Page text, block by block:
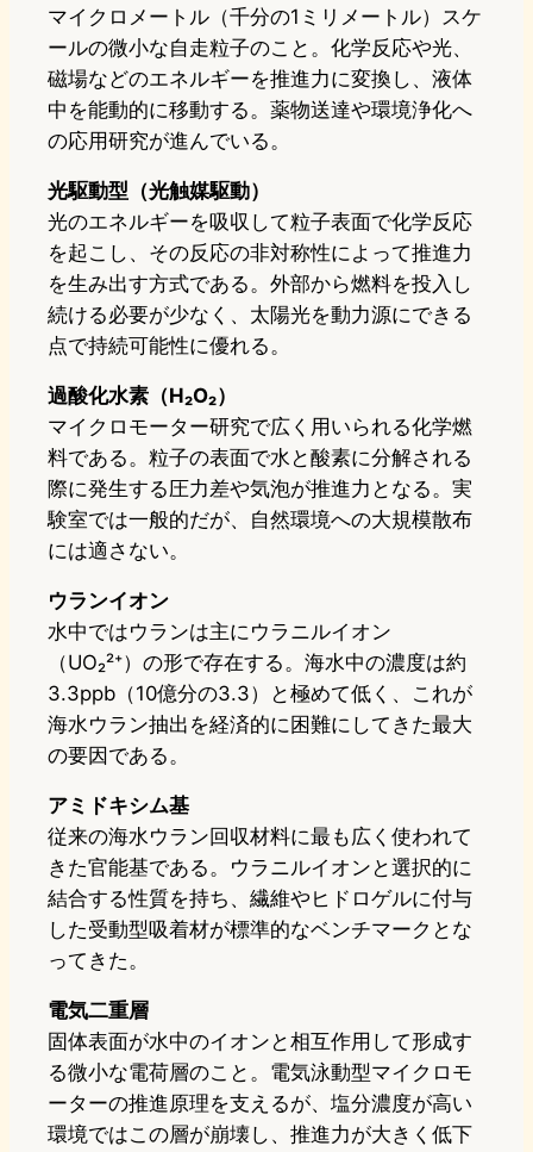
マイクロメートル（千分の1ミリメートル）スケ
ールの微小な自走粒子のこと。化学反応や光、
磁場などのエネルギーを推進力に変換し、液体
中を能動的に移動する。薬物送達や環境浄化へ
の応用研究が進んでいる。
光駆動型（光触媒駆動）
光のエネルギーを吸収して粒子表面で化学反応
を起こし、その反応の非対称性によって推進力
を生み出す方式である。外部から燃料を投入し
続ける必要が少なく、太陽光を動力源にできる
点で持続可能性に優れる。
過酸化水素（H₂O₂）
マイクロモーター研究で広く用いられる化学燃
料である。粒子の表面で水と酸素に分解される
際に発生する圧力差や気泡が推進力となる。実
験室では一般的だが、自然環境への大規模散布
には適さない。
ウランイオン
水中ではウランは主にウラニルイオン
（UO₂²⁺）の形で存在する。海水中の濃度は約
3.3ppb（10億分の3.3）と極めて低く、これが
海水ウラン抽出を経済的に困難にしてきた最大
の要因である。
アミドキシム基
従来の海水ウラン回収材料に最も広く使われて
きた官能基である。ウラニルイオンと選択的に
結合する性質を持ち、繊維やヒドロゲルに付与
した受動型吸着材が標準的なベンチマークとな
ってきた。
電気二重層
固体表面が水中のイオンと相互作用して形成す
る微小な電荷層のこと。電気泳動型マイクロモ
ーターの推進原理を支えるが、塩分濃度が高い
環境ではこの層が崩壊し、推進力が大きく低下